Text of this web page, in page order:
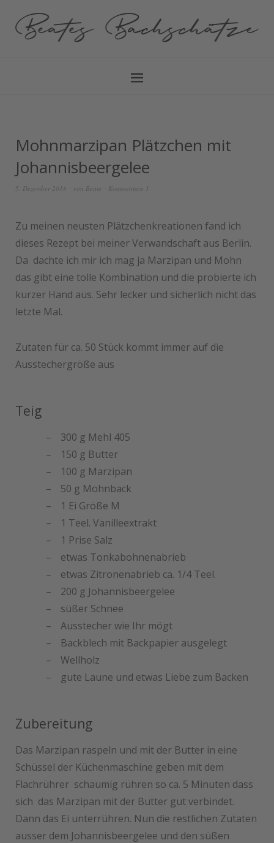
Mohnmarzipan Plätzchen mit
Johannisbeergelee
5. Dezember 2018 von Beate Kommentare 1
Zu meinen neusten Plätzchenkreationen fand ich
dieses Rezept bei meiner Verwandschaft aus Berlin.
Da dachte ich mir ich mag ja Marzipan und Mohn
das gibt eine tolle Kombination und die probierte ich
kurzer Hand aus. Sehr lecker und sicherlich nicht das
letzte Mal.
Zutaten für ca. 50 Stück kommt immer auf die
Ausstechergröße aus
Teig
300 g Mehl 405
150 g Butter
100 g Marzipan
50 g Mohnback
1 Ei Größe M
1 Teel. Vanilleextrakt
1 Prise Salz
etwas Tonkabohnenabrieb
etwas Zitronenabrieb ca. 1/4 Teel.
200 g Johannisbeergelee
süßer Schnee
Ausstecher wie Ihr mögt
Backblech mit Backpapier ausgelegt
Wellholz
gute Laune und etwas Liebe zum Backen
Zubereitung
Das Marzipan raspeln und mit der Butter in eine
Schüssel der Küchenmaschine geben mit dem
Flachrührer schaumig rühren so ca. 5 Minuten dass
sich das Marzipan mit der Butter gut verbindet.
Dann das Ei unterrühren. Nun die restlichen Zutaten
ausser dem Johannisbeergelee und den süßen